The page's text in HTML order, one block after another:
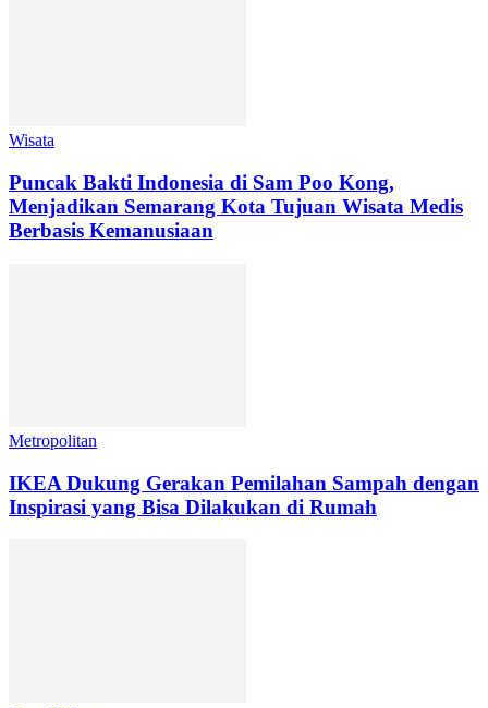
Wisata
Puncak Bakti Indonesia di Sam Poo Kong,
Menjadikan Semarang Kota Tujuan Wisata Medis
Berbasis Kemanusiaan
Metropolitan
IKEA Dukung Gerakan Pemilahan Sampah dengan
Inspirasi yang Bisa Dilakukan di Rumah